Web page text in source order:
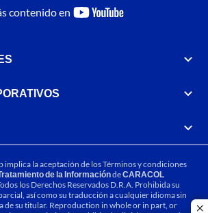
contenido en
youtube-
implica la aceptación de losTérminos y condiciones
de la InformacióndeCARACOL
los Derechos Reservados D.R.A. Prohibida su
así como su traducción a cualquier idioma sin
de su titular. Reproduction in whole or in part, or